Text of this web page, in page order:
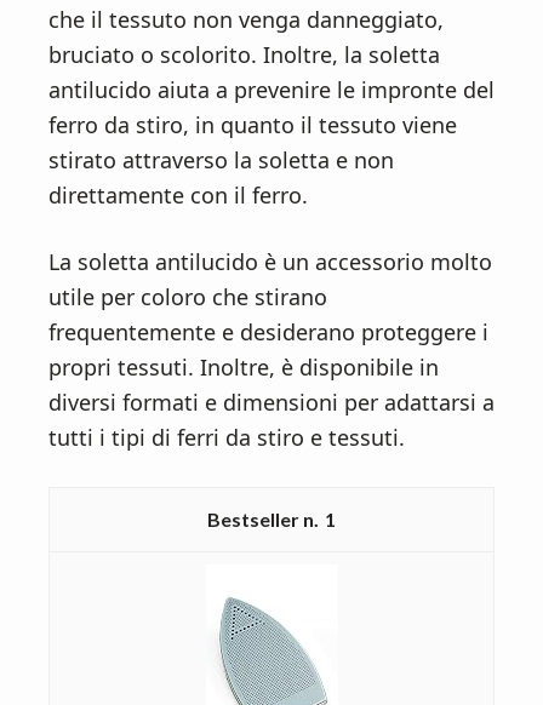
che il tessuto non venga danneggiato,
bruciato o scolorito. Inoltre, la soletta
antilucido aiuta a prevenire le impronte del
ferro da stiro, in quanto il tessuto viene
stirato attraverso la soletta e non
direttamente con il ferro.
La soletta antilucido è un accessorio molto
utile per coloro che stirano
frequentemente e desiderano proteggere i
propri tessuti. Inoltre, è disponibile in
diversi formati e dimensioni per adattarsi a
tutti i tipi di ferri da stiro e tessuti.
1